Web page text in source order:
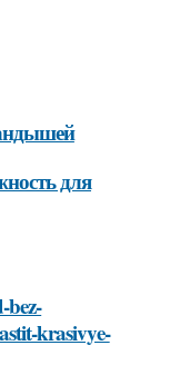
для
bez-
krasivye-